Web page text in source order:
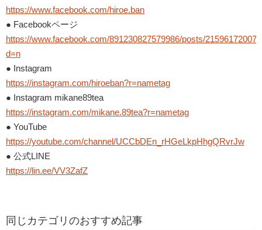
https://www.facebook.com/hiroe.ban
● Facebookページ
https://www.facebook.com/891230827579986/posts/
d=n
● Instagram
https://instagram.com/hiroeban?r=nametag
● Instagram mikane89tea
https://instagram.com/mikane.89tea?r=nametag
● YouTube
https://youtube.com/channel/UCCbDEn_rHGeLkpHhgQRvrJw
● 公式LINE
https://lin.ee/VV3ZafZ
同じカテゴリのおすすめ記事